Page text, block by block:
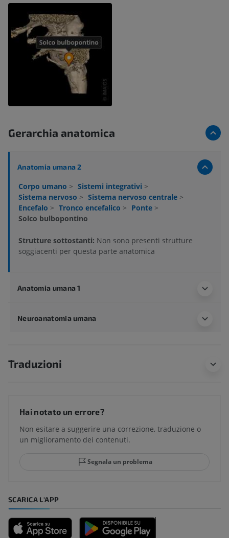
Gerarchia anatomica
Anatomia umana 2
Corpo umano > Sistemi integrativi >
Sistema nervoso > Sistema nervoso centrale >
Encefalo > Tronco encefalico > Ponte >
Solco bulbopontino
Strutture sottostanti: Non sono presenti strutture
soggiacenti per questa parte anatomica
Anatomia umana 1
Neuroanatomia umana
Traduzioni
Hai notato un errore?
Non esitare a suggerire una correzione, traduzione o
un miglioramento dei contenuti.
Segnala un problema
SCARICA L'APP